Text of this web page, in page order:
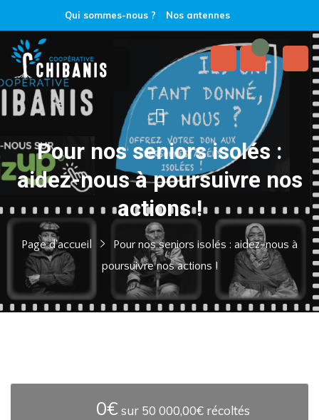
Qui sommes-nous ? Nos antennes
Pour nos seniors isolés :
aidez-nous à poursuivre nos
actions !
Page d'accueil
Pour nos seniors isolés : aidez-nous à
poursuivre nos actions !
0€ sur 50 000,00€ récoltés